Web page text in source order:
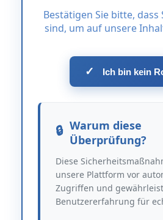
Bestätigen Sie bitte, dass
sind, um auf unsere
✓ Ich bin kein
Warum diese
Überprüfung?
Diese
unsere Plattform vor
Zugriffen und
Benutzererfahrung für